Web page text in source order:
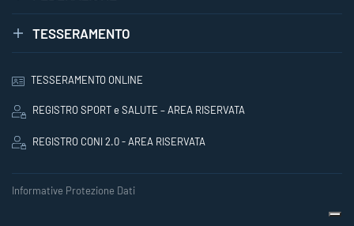
TESSERAMENTO
TESSERAMENTO ONLINE
REGISTRO SPORT e SALUTE – AREA RISERVATA
REGISTRO CONI 2.0 - AREA RISERVATA
Informative Protezione Dati